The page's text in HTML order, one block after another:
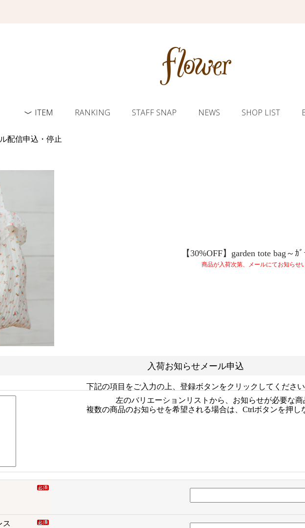
ITEM RANKING STAFF SNAP NEWS SHOP LIST
配信申込・停止
【30%OFF】garden tote bag～ｶ
商品が入荷次第、メールにてお知らせ
入荷お知らせメール申込
下記の項目をご入力の上、登録ボタンをクリックしてください
左のバリエーションリストから、お知らせが必要な
複数の商品のお知らせを希望される場合は、Ctrlボタンを押
ス